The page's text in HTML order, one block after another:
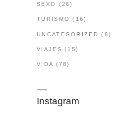
SEXO (26)
TURISMO (16)
UNCATEGORIZED (8)
VIAJES (15)
VIDA (78)
Instagram